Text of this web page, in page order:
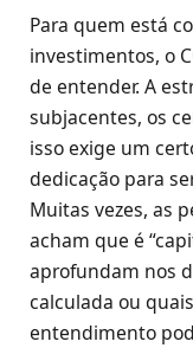
Para quem está
investimentos, o
de entender. A
subjacentes, os
isso exige um
dedicação para
Muitas vezes, as
acham que é
aprofundam nos
calculada ou
entendimento